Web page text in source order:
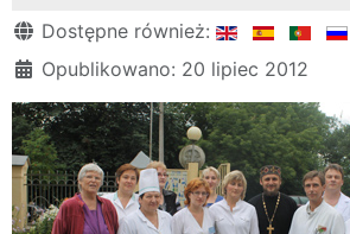
Szczegóły
Dostępne również:
Opublikowano: 20 lipiec 2012